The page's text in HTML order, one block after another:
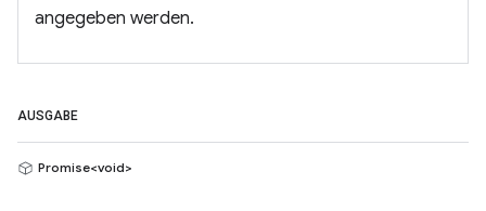
angegeben werden.
AUSGABE
Promise<void>